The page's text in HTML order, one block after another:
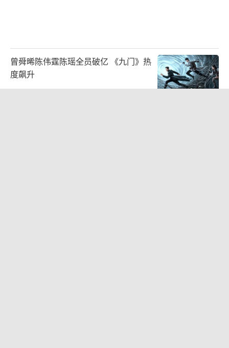
曾舜晞陈伟霆陈瑶全员破亿 《九门》热
度飙升
2026-07-31 13:28:43